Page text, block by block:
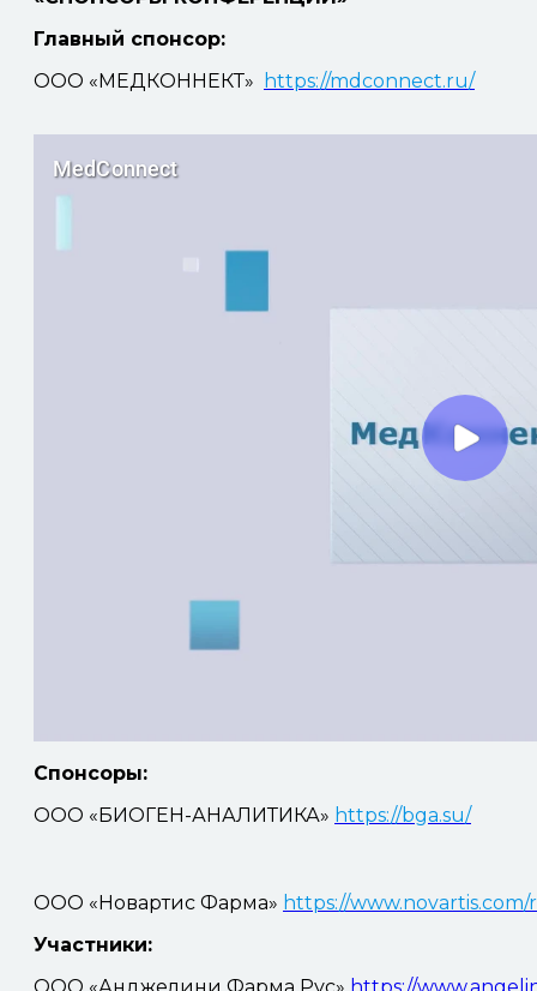
Главный спонсор:
ООО «МЕДКОННЕКТ»
https://mdconnect.ru/
Спонсоры:
ООО «БИОГЕН-АНАЛИТИКА» https://bga.su/
ООО «Новартис Фарма» https://
Участники:
ООО «Анджелини Фарма Рус» https://